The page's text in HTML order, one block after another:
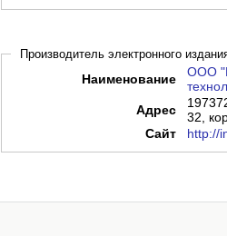
Производитель электронного
Наименование
ООО
Адрес
32,
Сайт
http://